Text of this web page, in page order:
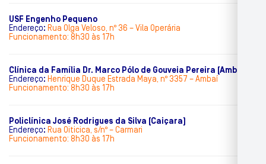
USF Engenho Pequeno
Endereço: Rua Olga Veloso, nº 36 – Vila Operária
Funcionamento: 8h30 às 17h
Clínica da Família Dr. Marco Pólo de Gouveia Pereira (Ambaí)
Endereço: Henrique Duque Estrada Maya, nº 3357 – Ambaí
Funcionamento: 8h30 às 17h
Policlínica José Rodrigues da Silva (Caiçara)
Endereço: Rua Oiticica, s/nº – Carmari
Funcionamento: 8h30 às 17h